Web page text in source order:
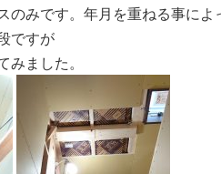
のみです。年月を重ねる事に
ですが
ました。